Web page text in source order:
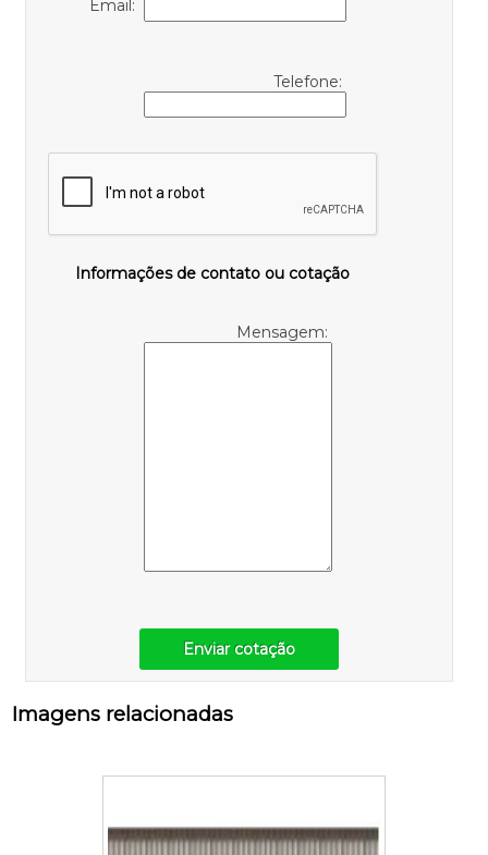
Email:
Telefone:
Informações de contato ou cotação
Mensagem:
Enviar cotação
Imagens relacionadas